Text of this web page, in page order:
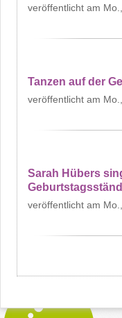
Tanzen auf der
Sarah Hübers